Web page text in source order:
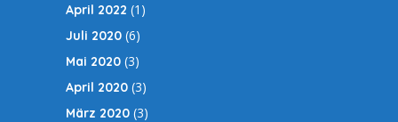
April 2022 (1)
Juli 2020 (6)
Mai 2020 (3)
April 2020 (3)
März 2020 (3)